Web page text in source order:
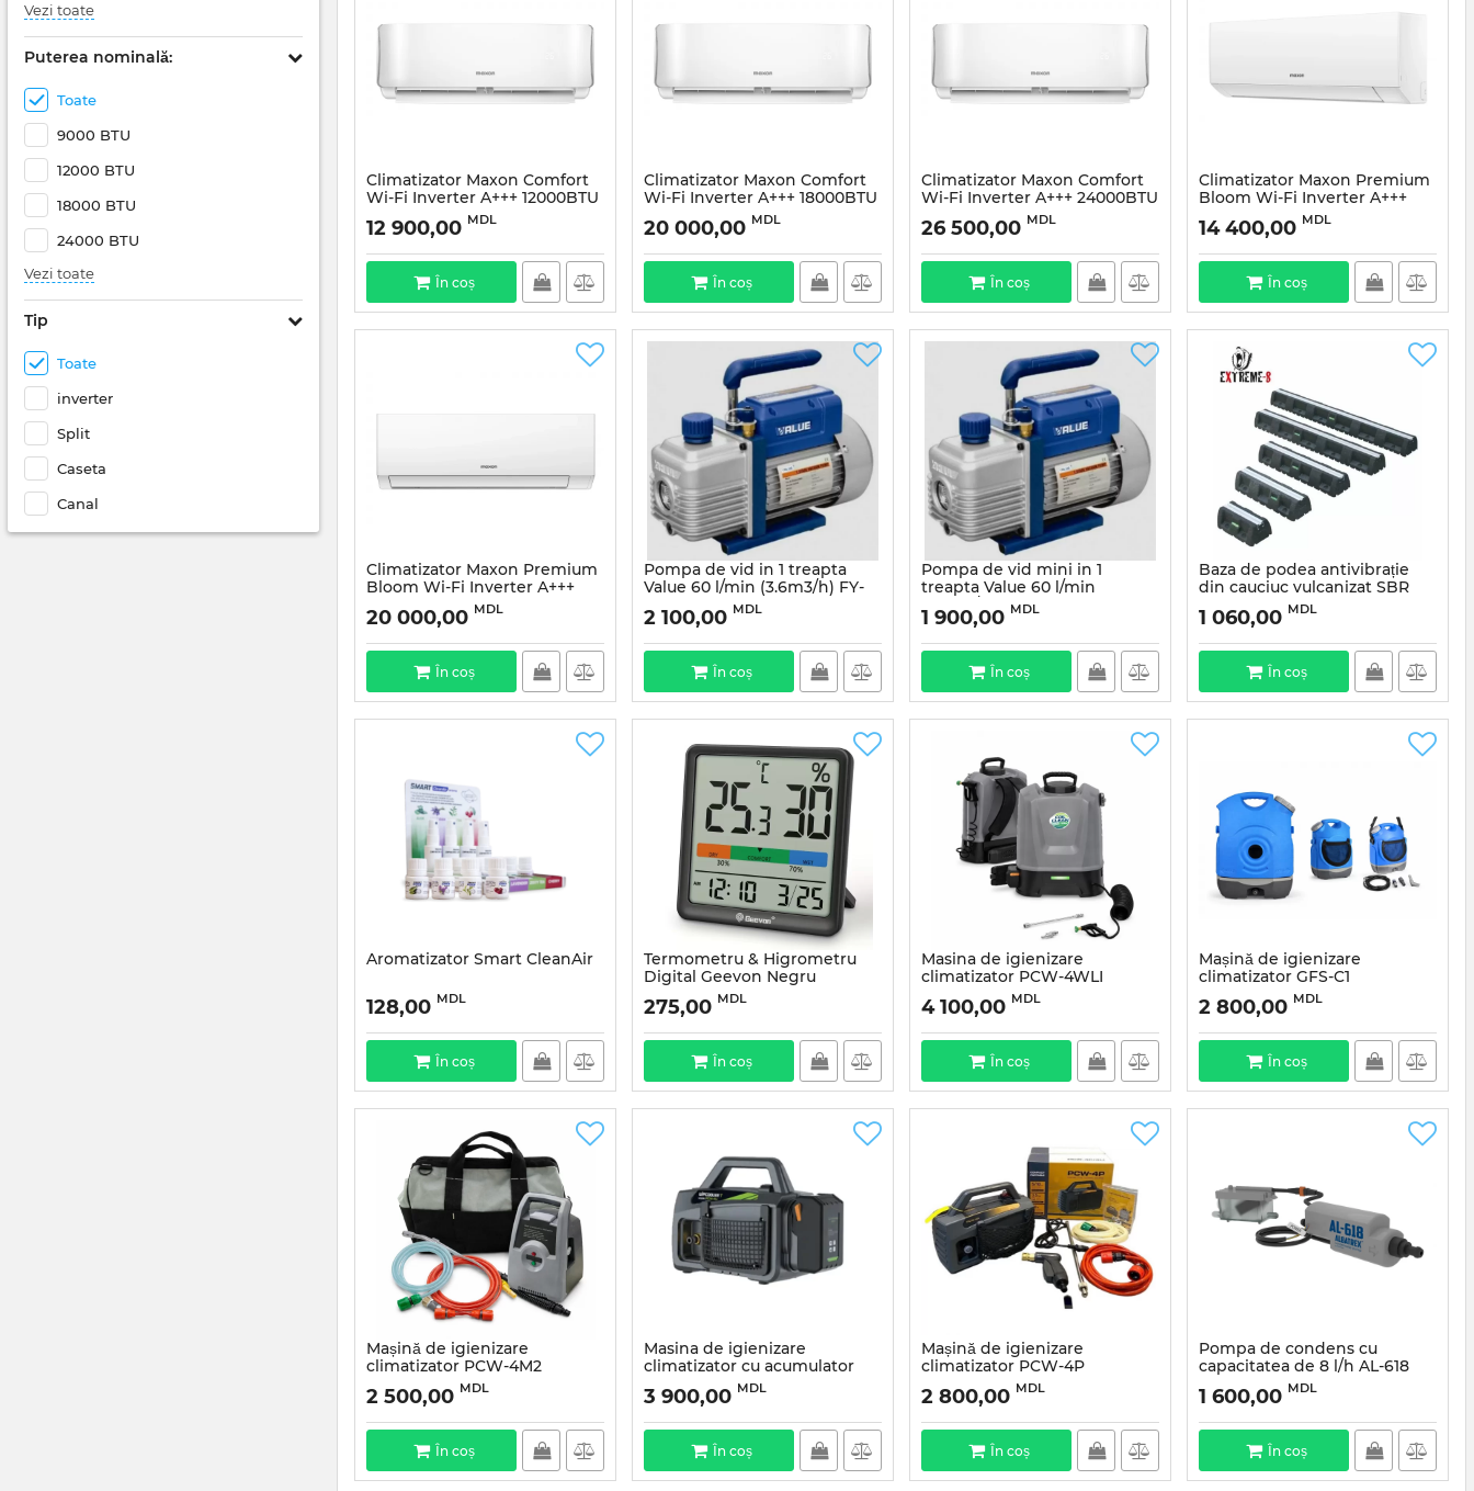
Vezi toate
Puterea nominală:
Toate
9000 BTU
12000 BTU
18000 BTU
24000 BTU
Vezi toate
Tip
Toate
inverter
Split
Caseta
Canal
Climatizator Maxon Comfort
Wi-Fi Inverter A+++ 12000BTU
12 900,00 MDL
În coș
Climatizator Maxon Comfort
Wi-Fi Inverter A+++ 18000BTU
20 000,00 MDL
În coș
Climatizator Maxon Comfort
Wi-Fi Inverter A+++ 24000BTU
26 500,00 MDL
În coș
Climatizator Maxon Premium
Bloom Wi-Fi Inverter A+++
14 400,00 MDL
În coș
Climatizator Maxon Premium
Bloom Wi-Fi Inverter A+++
20 000,00 MDL
În coș
Pompa de vid in 1 treapta
Value 60 l/min (3.6m3/h) FY-
2 100,00 MDL
În coș
Pompa de vid mini in 1
treapta Value 60 l/min
(3.6m3/h) FY-1H-N
1 900,00 MDL
În coș
Baza de podea antivibrație
din cauciuc vulcanizat SBR
EXTREME 8” 1000
Articul: 11105066
1 060,00 MDL
În coș
Aromatizator Smart CleanAir
128,00 MDL
În coș
Termometru & Higrometru
Digital Geevon Negru
275,00 MDL
În coș
Masina de igienizare
climatizator PCW-4WLI
4 100,00 MDL
În coș
Mașină de igienizare
climatizator GFS-C1
2 800,00 MDL
În coș
Mașină de igienizare
climatizator PCW-4M2
Articul: PCW-4M2
2 500,00 MDL
În coș
Masina de igienizare
climatizator cu acumulator
3 900,00 MDL
În coș
Mașină de igienizare
climatizator PCW-4P
2 800,00 MDL
În coș
Pompa de condens cu
capacitatea de 8 l/h AL-618
Articul: AL-618
1 600,00 MDL
În coș